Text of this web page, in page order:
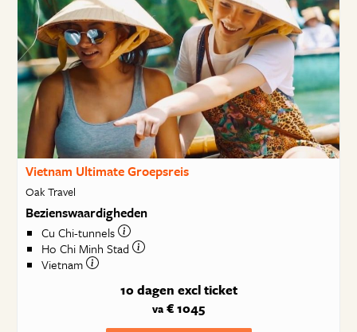
Vietnam Ultimate Groepsreis
Oak Travel
Bezienswaardigheden
Cu Chi-tunnels
Ho Chi Minh Stad
Vietnam
10 dagen excl ticket
va € 1045